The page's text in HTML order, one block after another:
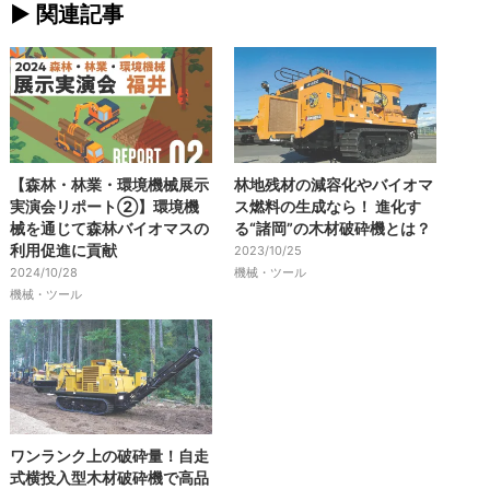
► 関連記事
【森林・林業・環境機械展示
実演会リポート②】環境機
械を通じて森林バイオマスの
利用促進に貢献
2024/10/28
機械・ツール
林地残材の減容化やバイオマ
ス燃料の生成なら！ 進化す
る“諸岡”の木材破砕機とは？
2023/10/25
機械・ツール
ワンランク上の破砕量！自走
式横投入型木材破砕機で高品